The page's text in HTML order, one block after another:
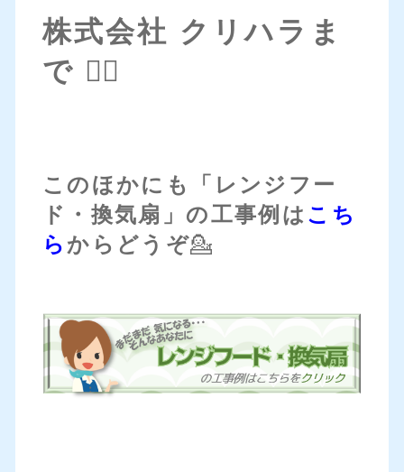
株式会社 クリハラま
で 💁‍♀️
このほかにも「レンジフー
ド・換気扇」の工事例は こち
ら からどうぞ💁